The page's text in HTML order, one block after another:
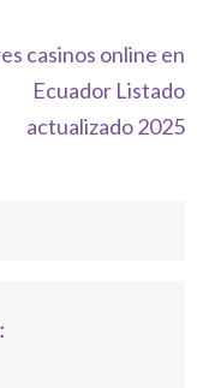
casinos online en
Ecuador Listado
actualizado 2025